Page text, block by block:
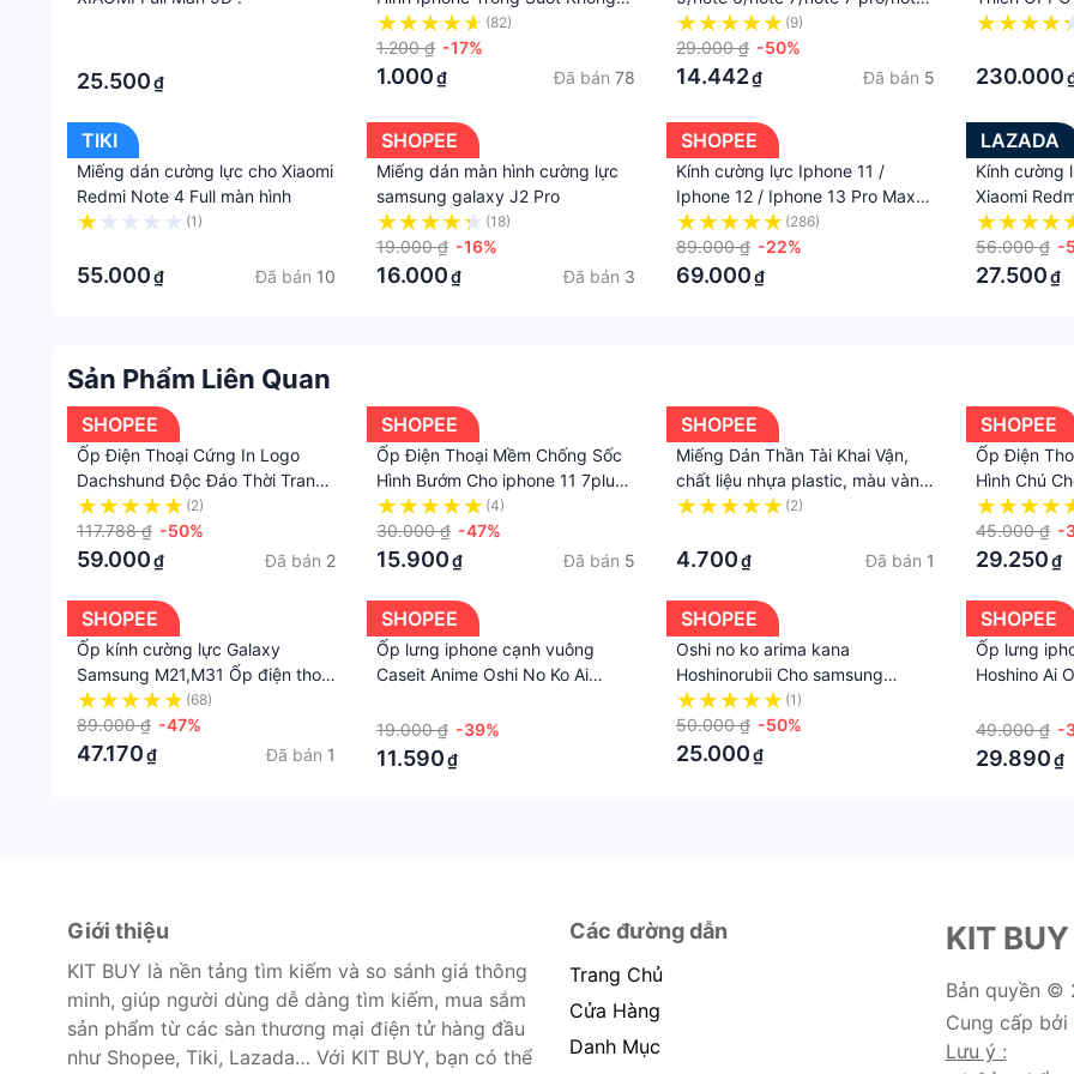
25.500₫
Viền 6 7 8 x xs xr 11 12 13 14
pro max plus
(82)
1.200 ₫ -17%
1.000₫ Đã bán 78
8/note 8 pro/note 9 4G/Note 9
5G/Note 9T/Note 9/Note
10/Note 10 pro/Note 10 5G Tấm
Xiaomi
(9)
29.000 ₫ -50%
14.442₫ Đã bán 5 230.000
TIKI
Miếng dán cường lực cho Xiaomi
Redmi Note 4 Full màn hình
(1)
55.000₫ Đã bán 10
SHOPEE
Miếng dán màn hình cường lực
samsung galaxy J2 Pro
(18)
19.000 ₫ -16%
16.000₫ Đã bán 3
SHOPEE
Kính cường lực Iphone 11 /
Iphone 12 / Iphone 13 Pro Max
KingKong full màn hình - Dán
màn hình Iphone 12 Mini
(286)
89.000 ₫ -22%
69.000₫
LAZADA
Kính cường
Xiaomi
Note 12 12s
10 10Pro 9
7Pro Pro
56.000 ₫ -
27.500₫
Sản Phẩm Liên Quan
SHOPEE
Ốp Điện Thoại Cứng In Logo
Dachshund Độc Đáo Thời Trang
Cho iPhone14Pro 12 11 xr
XSMAX 13Promax
(2)
117.788 ₫ -50%
59.000₫ Đã bán 2
SHOPEE
Ốp Điện Thoại Mềm Chống Sốc
Hình Bướm Cho iphone 11 7plus
13 11 15 14 12 pro max xr x xs
max 8 6 6s 7 plus se 2020
(4)
30.000 ₫ -47%
15.900₫ Đã bán 5
SHOPEE
Miếng Dán Thần Tài Khai Vận,
chất liệu nhựa plastic, màu vàng,
dùng để dán lưng đt, laptop, xe
(2)
4.700₫ Đã bán 1
SHOPEE
Ốp Điện
Hình Chú
iphone 14
12 / 13 / 6 /
45.000 ₫ -
29.250₫
SHOPEE
Ốp kính cường lực Galaxy
Samsung M21,M31 Ốp điện thoại
cao cấp Son Store
(68)
89.000 ₫ -47%
47.170₫ Đã bán 1
SHOPEE
Ốp lưng iphone cạnh vuông
Caseit Anime Oshi No Ko Ai
8/8plus/x/xs/11/12/13/14/pro/max/plus/promax
19.000 ₫ -39%
11.590₫
SHOPEE
Oshi no ko arima kana
Hoshinorubii Cho samsung
galaxy a33 a42 a50 a50s a30s
a51 a52 a52s a53
(1)
50.000 ₫ -50%
25.000₫
SHOPEE
Ốp lưng
Hoshino Ai
8plus/x/xs/
49.000 ₫ -
29.890₫
Giới thiệu
KIT BUY là nền tảng tìm kiếm và so sánh giá thông
minh, giúp người dùng dễ dàng tìm kiếm, mua sắm
sản phẩm từ các sàn thương mại điện tử hàng đầu
như Shopee, Tiki, Lazada… Với KIT BUY, bạn có thể
Các đường dẫn
Trang Chủ
Cửa Hàng
Danh Mục
KIT BUY
Bản quyền ©
Cung cấp bởi
Lưu ý :